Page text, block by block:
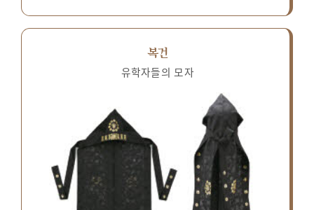
복건
유학자들의 모자